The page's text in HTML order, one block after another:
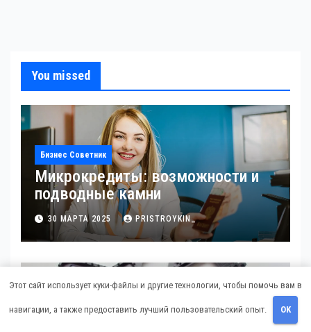
You missed
Бизнес Советник
Микрокредиты: возможности и
подводные камни
30 МАРТА 2025 PRISTROYKIN_
Гараж И Авто
Этот сайт использует куки-файлы и другие технологии, чтобы помочь вам в
навигации, а также предоставить лучший пользовательский опыт. OK